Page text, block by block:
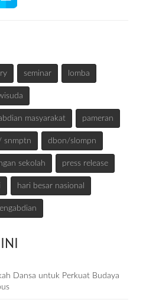
seminar lomba
masyarakat pameran
snmptn dbon/slompn
sekolah press release
hari besar nasional
Dansa untuk Perkuat Budaya